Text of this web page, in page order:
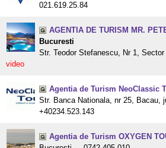
021.619.25.84
AGENTIA DE TURISM MR.
Bucuresti
Str. Teodor Stefanescu, Nr 1,
video
Agentia de Turism NeoClassic
Str. Banca Nationala, nr 25, Bacau,
+40234.523.143
Agentia de Turism OXYGEN